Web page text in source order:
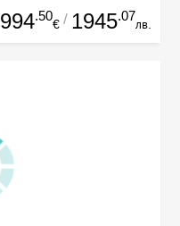
994.50
€ / 1945.07
лв.